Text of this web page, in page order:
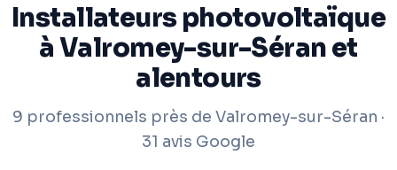
Installateurs photovoltaïque
à Valromey-sur-Séran et
alentours
9 professionnels près de Valromey-sur-Séran ·
31 avis Google